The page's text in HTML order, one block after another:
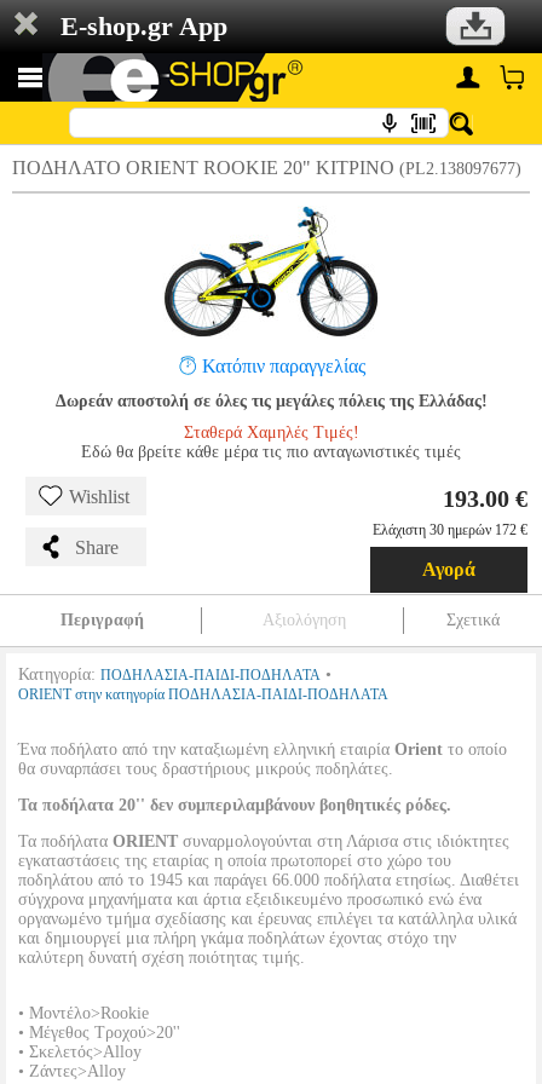
E-shop.gr App
ΠΟΔΗΛΑΤΟ ORIENT ROOKIE 20" ΚΙΤΡΙΝΟ (PL2.138097677)
Κατόπιν παραγγελίας
Δωρεάν αποστολή σε όλες τις μεγάλες πόλεις της Ελλάδας!
Σταθερά Χαμηλές Τιμές!
Εδώ θα βρείτε κάθε μέρα τις πιο ανταγωνιστικές τιμές
Wishlist
Share
193.00 €
Ελάχιστη 30 ημερών 172 €
Αγορά
Περιγραφή Αξιολόγηση Σχετικά
Κατηγορία: ΠΟΔΗΛΑΣΙΑ-ΠΑΙΔΙ-ΠΟΔΗΛΑΤΑ •
ORIENT στην κατηγορία ΠΟΔΗΛΑΣΙΑ-ΠΑΙΔΙ-ΠΟΔΗΛΑΤΑ
Ένα ποδήλατο από την καταξιωμένη ελληνική εταιρία Orient το οποίο
θα συναρπάσει τους δραστήριους μικρούς ποδηλάτες.
Τα ποδήλατα 20'' δεν συμπεριλαμβάνουν βοηθητικές ρόδες.
Τα ποδήλατα ORIENT συναρμολογούνται στη Λάρισα στις ιδιόκτητες
εγκαταστάσεις της εταιρίας η οποία πρωτοπορεί στο χώρο του
ποδηλάτου από το 1945 και παράγει 66.000 ποδήλατα ετησίως. Διαθέτει
σύγχρονα μηχανήματα και άρτια εξειδικευμένο προσωπικό ενώ ένα
οργανωμένο τμήμα σχεδίασης και έρευνας επιλέγει τα κατάλληλα υλικά
και δημιουργεί μια πλήρη γκάμα ποδηλάτων έχοντας στόχο την
καλύτερη δυνατή σχέση ποιότητας τιμής.
• Μοντέλο>Rookie
• Μέγεθος Τροχού>20''
• Σκελετός>Alloy
• Ζάντες>Alloy